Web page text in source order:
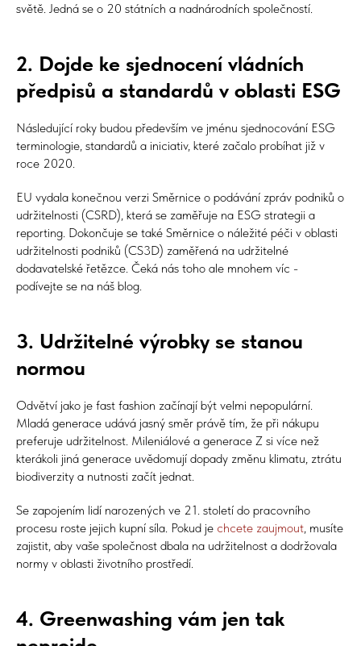
světě. Jedná se o 20 státních a nadnárodních společností.
2. Dojde ke sjednocení vládních
předpisů a standardů v oblasti ESG
Následující roky budou především ve jménu sjednocování ESG
terminologie, standardů a iniciativ, které začalo probíhat již v
roce 2020.
EU vydala konečnou verzi Směrnice o podávání zpráv podniků o
udržitelnosti (CSRD), která se zaměřuje na ESG strategii a
reporting. Dokončuje se také Směrnice o náležité péči v oblasti
udržitelnosti podniků (CS3D) zaměřená na udržitelné
dodavatelské řetězce. Čeká nás toho ale mnohem víc -
podívejte se na náš blog.
3. Udržitelné výrobky se stanou
normou
Odvětví jako je fast fashion začínají být velmi nepopulární.
Mladá generace udává jasný směr právě tím, že při nákupu
preferuje udržitelnost. Mileniálové a generace Z si více než
kterákoli jiná generace uvědomují dopady změnu klimatu, ztrátu
biodiverzity a nutnosti začít jednat.
Se zapojením lidí narozených ve 21. století do pracovního
procesu roste jejich kupní síla. Pokud je chcete zaujmout, musíte
zajistit, aby vaše společnost dbala na udržitelnost a dodržovala
normy v oblasti životního prostředí.
4. Greenwashing vám jen tak